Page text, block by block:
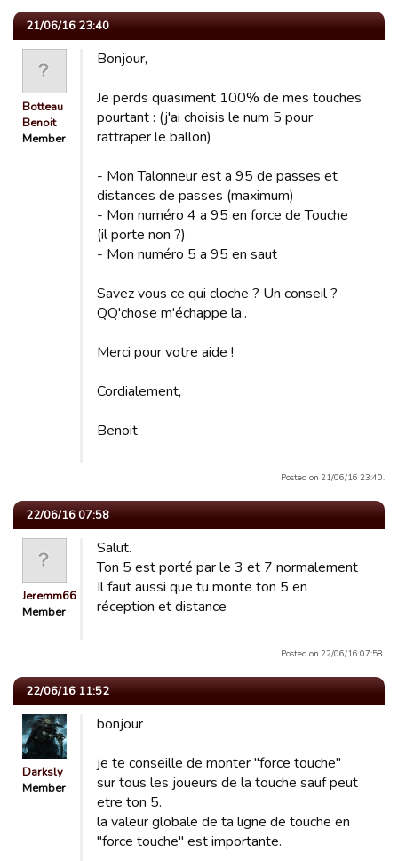
21/06/16 23:40
Botteau
Benoit
Member
Bonjour,
Je perds quasiment 100% de mes touches
pourtant : (j'ai choisis le num 5 pour
rattraper le ballon)
- Mon Talonneur est a 95 de passes et
distances de passes (maximum)
- Mon numéro 4 a 95 en force de Touche
(il porte non ?)
- Mon numéro 5 a 95 en saut
Savez vous ce qui cloche ? Un conseil ?
QQ'chose m'échappe la..
Merci pour votre aide !
Cordialement,
Benoit
Posted on 21/06/16 23:40.
22/06/16 07:58
Jeremm66
Member
Salut.
Ton 5 est porté par le 3 et 7 normalement
Il faut aussi que tu monte ton 5 en
réception et distance
Posted on 22/06/16 07:58.
22/06/16 11:52
Darksly
Member
bonjour
je te conseille de monter "force touche"
sur tous les joueurs de la touche sauf peut
etre ton 5.
la valeur globale de ta ligne de touche en
"force touche" est importante.